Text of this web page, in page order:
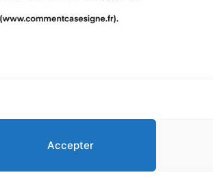
Accepter